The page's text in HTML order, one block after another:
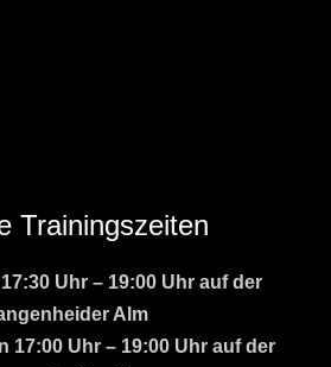
Trainingszeiten
Uhr – 19:00 Uhr auf der
Alm
17:00 Uhr – 19:00 Uhr auf der